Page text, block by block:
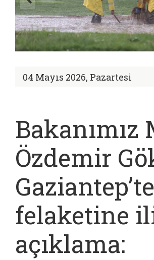
04 Mayıs 2026, Pazartesi
Özdemir
felaketine
açıklama: